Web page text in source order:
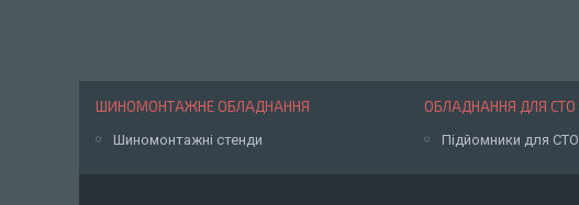
ШИНОМОНТАЖНЕ ОБЛАДНАННЯ
Шиномонтажні стенди
ОБЛАДНАННЯ ДЛЯ СТО
Підйомники для СТО